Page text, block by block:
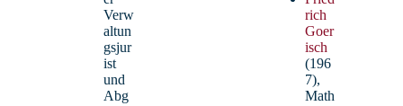
Verw
altun
gsjur
ist
und
Abg
rich
Goer
isch
(196
7),
Math